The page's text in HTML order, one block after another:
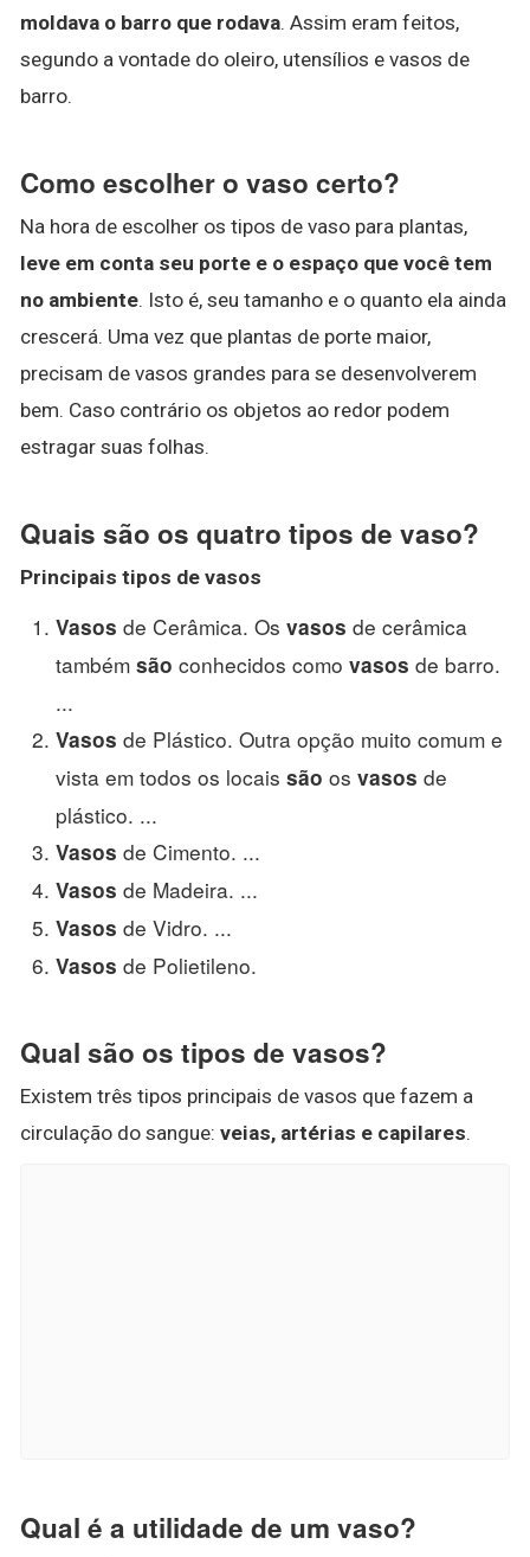
moldava o barro que rodava. Assim eram feitos,
segundo a vontade do oleiro, utensílios e vasos de
barro.
Como escolher o vaso certo?
Na hora de escolher os tipos de vaso para plantas,
leve em conta seu porte e o espaço que você tem
no ambiente. Isto é, seu tamanho e o quanto ela ainda
crescerá. Uma vez que plantas de porte maior,
precisam de vasos grandes para se desenvolverem
bem. Caso contrário os objetos ao redor podem
estragar suas folhas.
Quais são os quatro tipos de vaso?
Principais tipos de vasos
Vasos de Cerâmica. Os vasos de cerâmica
também são conhecidos como vasos de barro.
...
Vasos de Plástico. Outra opção muito comum e
vista em todos os locais são os vasos de
plástico. ...
Vasos de Cimento. ...
Vasos de Madeira. ...
Vasos de Vidro. ...
Vasos de Polietileno.
Qual são os tipos de vasos?
Existem três tipos principais de vasos que fazem a
circulação do sangue: veias, artérias e capilares.
Qual é a utilidade de um vaso?